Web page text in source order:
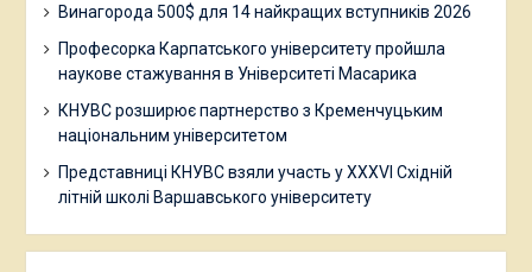
Винагорода 500$ для 14 найкращих вступників 2026
Професорка Карпатського університету пройшла
наукове стажування в Університеті Масарика
КНУВС розширює партнерство з Кременчуцьким
національним університетом
Представниці КНУВС взяли участь у XXXVI Східній
літній школі Варшавського університету